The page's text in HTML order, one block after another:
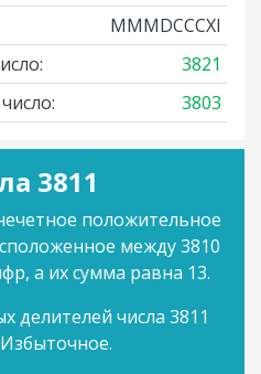
MMMDCCCXI
3821
3803
3811
положительное
между 3810
а их сумма равна 13.
делителей числа 3811